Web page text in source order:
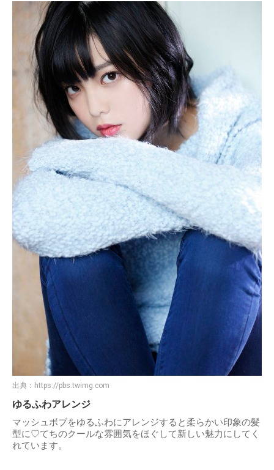
出典： https://pbs.twimg.com
ゆるふわアレンジ
マッシュボブをゆるふわにアレンジすると柔らかい印象の髪
型に♡てちのクールな雰囲気をほぐして新しい魅力にしてく
れています。